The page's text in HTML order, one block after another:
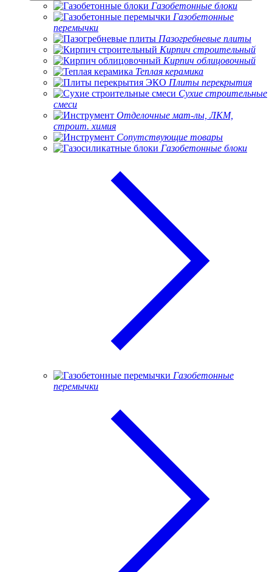
Газобетонные блоки
Газобетонные
перемычки
Пазогребневые плиты
Кирпич строительный
Кирпич облицовочный
Теплая керамика
Плиты перекрытия
Сухие строительные
смеси
Отделочные мат-лы, ЛКМ,
строит. химия
Сопутствующие товары
Газобетонные блоки
Газобетонные
перемычки